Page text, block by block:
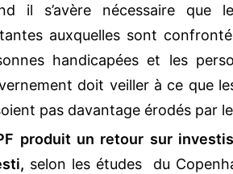
il s’avère nécessaire que
auxquelles sont
handicapées et les
doit veiller à ce que
pas davantage érodés par
produit un retour sur
selon les études du